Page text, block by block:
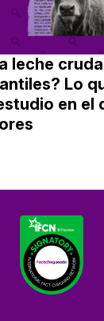
leche
Lo
en el